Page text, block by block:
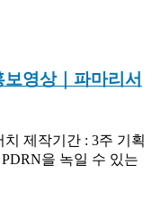
영상｜파마리서
제작기간 : 3주 기획
을 녹일 수 있는